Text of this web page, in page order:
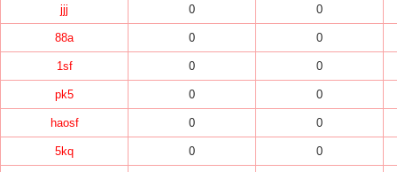
jjj 0 0
88a 0 0
1sf 0 0
pk5 0 0
haosf 0 0
5kq 0 0